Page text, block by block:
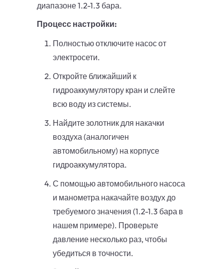
диапазоне 1.2-1.3 бара.
Процесс настройки:
Полностью отключите насос от
электросети.
Откройте ближайший к
гидроаккумулятору кран и слейте
всю воду из системы.
Найдите золотник для накачки
воздуха (аналогичен
автомобильному) на корпусе
гидроаккумулятора.
С помощью автомобильного насоса
и манометра накачайте воздух до
требуемого значения (1.2-1.3 бара в
нашем примере). Проверьте
давление несколько раз, чтобы
убедиться в точности.